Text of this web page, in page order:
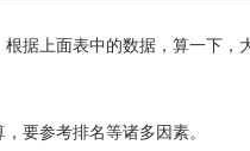
据上面表中的数据，算一下，
要参考排名等诸多因素。